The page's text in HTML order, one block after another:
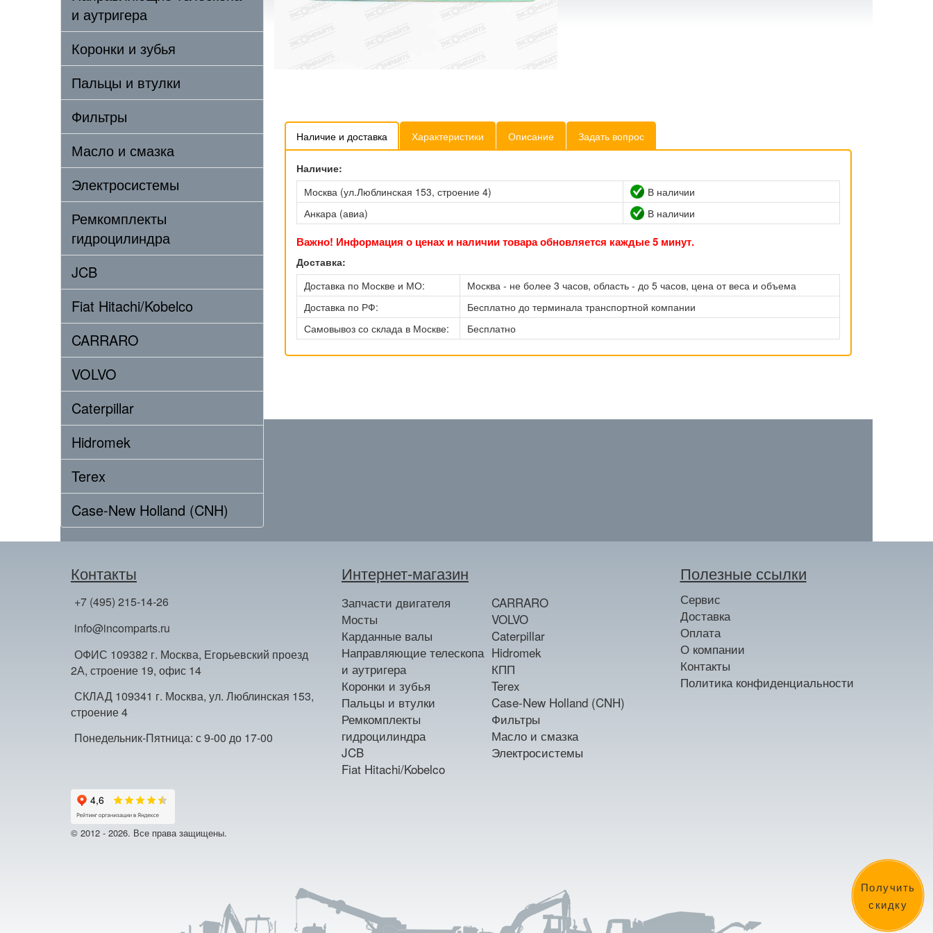
Получить
скидку
и аутригера
Коронки и зубья
Пальцы и втулки
Фильтры
Масло и смазка
Электросистемы
Ремкомплекты
гидроцилиндра
JCB
Fiat Hitachi/Kobelco
CARRARO
VOLVO
Caterpillar
Hidromek
Terex
Case-New Holland (CNH)
Наличие и доставка Характеристики Описание Задать вопрос
Наличие:
Москва (ул.Люблинская 153, строение 4)
В наличии
Анкара (авиа)
В наличии
Важно! Информация о ценах и наличии товара обновляется каждые 5 минут.
Доставка:
Доставка по Москве и МО:
Москва - не более 3 часов, область - до 5 часов, цена от веса и объема
Доставка по РФ:
Бесплатно до терминала транспортной компании
Самовывоз со склада в Москве:
Бесплатно
Контакты
+7 (495) 215-14-26
info@incomparts.ru
ОФИС 109382 г. Москва, Егорьевский проезд
2А, строение 19, офис 14
СКЛАД 109341 г. Москва, ул. Люблинская 153,
строение 4
Понедельник-Пятница: с 9-00 до 17-00
Интернет-магазин
Запчасти двигателя
Мосты
Карданные валы
Направляющие телескопа
и аутригера
Коронки и зубья
Пальцы и втулки
Ремкомплекты
гидроцилиндра
JCB
Fiat Hitachi/Kobelco
CARRARO
VOLVO
Caterpillar
Hidromek
КПП
Terex
Case-New Holland (CNH)
Фильтры
Масло и смазка
Электросистемы
Полезные ссылки
Сервис
Доставка
Оплата
О компании
Контакты
Политика конфиденциальности
© 2012 - 2026. Все права защищены.